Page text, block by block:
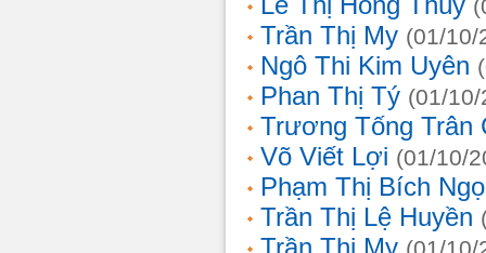
Trần Thị My (01/10/
Ngô Thi Kim Uyên
Phan Thị Tý (01/
Trương Tống Trân
Võ Viết Lợi (01/10/
Phạm Thị Bích
Trần Thị Lệ Huyền
Trần Thị My